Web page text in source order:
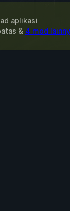
aplikasi
& 4 mod